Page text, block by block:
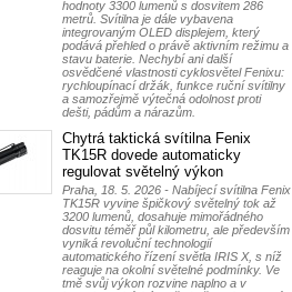
hodnoty 3300 lumenů s dosvitem 286
metrů. Svítilna je dále vybavena
integrovaným OLED displejem, který
podává přehled o právě aktivním režimu a
stavu baterie. Nechybí ani další
osvědčené vlastnosti cyklosvětel Fenixu:
rychloupínací držák, funkce ruční svítilny
a samozřejmě výtečná odolnost proti
dešti, pádům a nárazům.
Chytrá taktická svítilna Fenix
TK15R dovede automaticky
regulovat světelný výkon
Praha, 18. 5. 2026 - Nabíjecí svítilna Fenix
TK15R vyvine špičkový světelný tok až
3200 lumenů, dosahuje mimořádného
dosvitu téměř půl kilometru, ale především
vyniká revoluční technologií
automatického řízení světla IRIS X, s níž
reaguje na okolní světelné podmínky. Ve
tmě svůj výkon rozvine naplno a v